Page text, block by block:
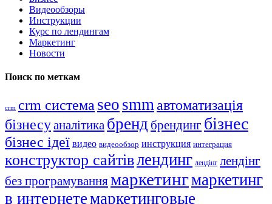
Видеообзоры
Инструкции
Курс по лендингам
Маркетинг
Новости
Поиск по меткам
crm crm система seo smmавтоматизація
бізнесуаналітика бренд брендинг бізнес
бізнес ідеї видео видеообзор инструкция интеграция
конструктор сайтівлендинг лендінг лендінг
без програмуваннямаркетингмаркетинг
в интернетемаркетинговые